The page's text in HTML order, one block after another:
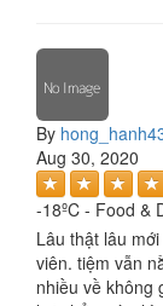
By
Aug 30, 2020
-18ºC - Food &
Lâu thật lâu
viên. tiệm vẫn
nhiều về không